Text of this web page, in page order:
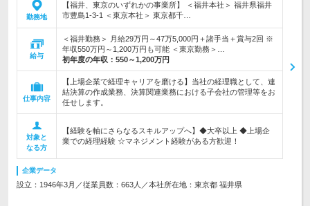
勤務地
【福井、東京のいずれかの事業所】 ＜福井本社＞ 福井県福井
市豊島1-3-1 ＜東京本社＞ 東京都千…
給与
＜福井勤務＞ 月給29万円～47万5,000円＋諸手当＋賞与2回 ※
年収550万円～1,200万円も可能 ＜東京勤務＞…
初年度の年収： 550～1,200万円
仕事内容
【上場企業で経理キャリアを磨ける】当社の経理職として、連
結決算の作成業務、決算関連業務における子会社の管理等をお
任せします。
対象と
なる方
【経験を軸にさらなるスキルアップへ】◆大卒以上 ◆上場企
業での経理経験 ☆マネジメント経験がある方歓迎！
企業データ
設立：1946年3月／従業員数：663人／本社所在地：東京都 福井県